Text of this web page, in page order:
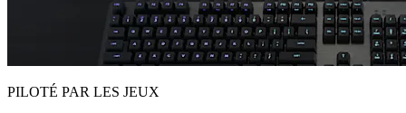
PILOTÉ PAR LES JEUX